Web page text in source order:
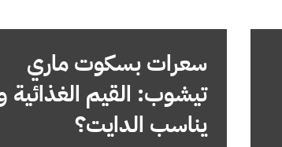
سعرات بسكوت ماري
تيشوب: القيم
يناسب الدايت؟